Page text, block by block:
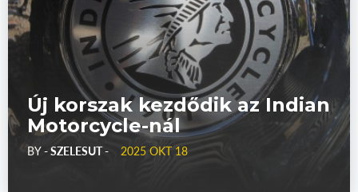
Új korszak kezdődik az Indian
Motorcycle-nál
BY- SZELESUT - 2025 OKT 18